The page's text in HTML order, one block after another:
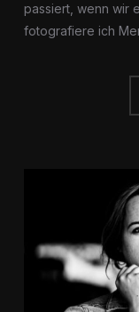
passiert, wenn wir
fotografiere ich